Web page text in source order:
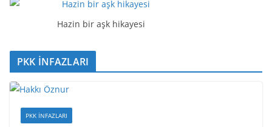
c
Hazin bir aşk hikayesi
PKK İNFAZLARI
PKK İNFAZLARI